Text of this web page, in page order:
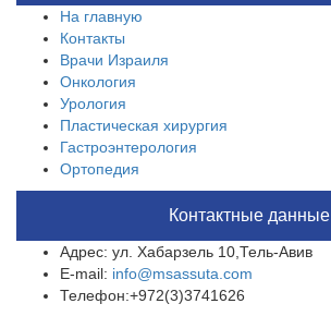
На главную
Контакты
Врачи Израиля
Онкология
Урология
Пластическая хирургия
Гастроэнтерология
Ортопедия
Контактные данные
Адрес: ул. Хабарзель 10,Тель-Авив
E-mail: info@msassuta.com
Телефон:+972(3)3741626